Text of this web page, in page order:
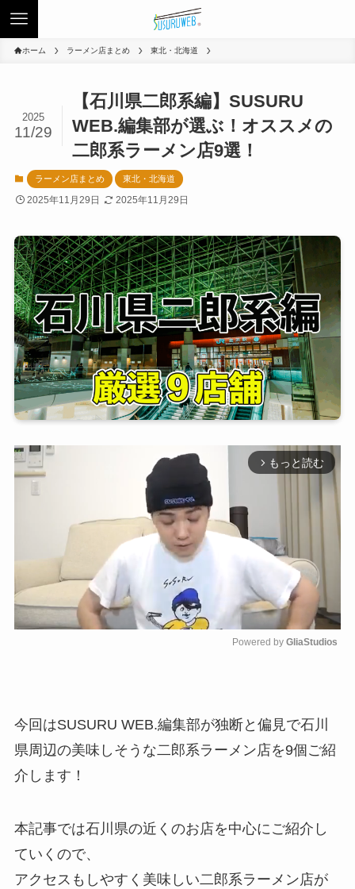
ホーム ラーメン店まとめ 東北・北海道
【石川県二郎系編】SUSURU
WEB.編集部が選ぶ！オススメの
二郎系ラーメン店9選！
2025
11/29
ラーメン店まとめ 東北・北海道
2025年11月29日 2025年11月29日
arrow_forward_ios もっと読む
e
Powered by GliaStudios
今回はSUSURU WEB.編集部が独断と偏見で石川
県周辺の美味しそうな二郎系ラーメン店を9個ご紹
介します！
本記事では石川県の近くのお店を中心にご紹介し
ていくので、
アクセスもしやすく美味しい二郎系ラーメン店が